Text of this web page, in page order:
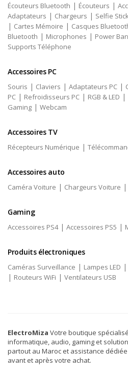
Écouteurs Bluetooth | Écouteurs |
Adaptateurs | Chargeurs | Selfie
| Cartes Mémoire | Casques
Bluetooth | Microphones | Power
Supports Téléphone
Accessoires PC
Souris | Claviers | Adaptateurs PC |
PC | Refroidisseurs PC | RGB & LED |
Gaming | Webcam
Accessoires TV
Récepteurs Numérique |
Accessoires auto
Caméra Voiture | Chargeurs Voiture |
Gaming
Accessoires PS4| Accessoires PS5 |
Produits électroniques
Caméras Surveillance | Lampes LED |
| Routeurs WiFi | Ventilateurs USB
ElectroMiza Votre boutique
informatique, audio, gaming et
partout au Maroc et assistance
avant et après votre achat.